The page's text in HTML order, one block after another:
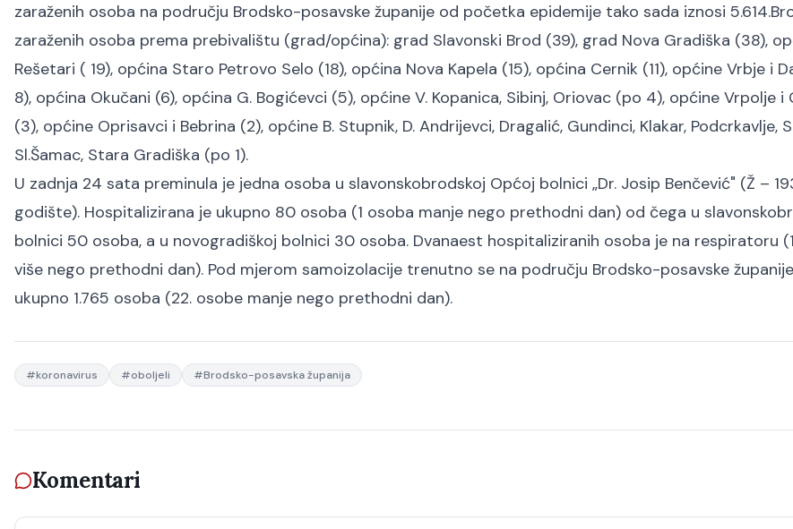
zaraženih osoba na području Brodsko-posavske županije od početka epidemije tako sada iznosi
zaraženih osoba prema prebivalištu (grad/općina): grad Slavonski Brod (39), grad Nova Gradiška (38),
Rešetari ( 19), općina Staro Petrovo Selo (18), općina Nova Kapela (15), općina Cernik (11), općine Vrbje i
8), općina Okučani (6), općina G. Bogićevci (5), općine V. Kopanica, Sibinj, Oriovac (po 4), općine Vrpolje i
(3), općine Oprisavci i Bebrina (2), općine B. Stupnik, D. Andrijevci, Dragalić, Gundinci, Klakar, Podcrkavlje,
Sl.Šamac, Stara Gradiška (po 1).
U zadnja 24 sata preminula je jedna osoba u slavonskobrodskoj Općoj bolnici „Dr. Josip Benčević" (Ž –
godište). Hospitalizirana je ukupno 80 osoba (1 osoba manje nego prethodni dan) od čega u
bolnici 50 osoba, a u novogradiškoj bolnici 30 osoba. Dvanaest hospitaliziranih osoba je na respiratoru
više nego prethodni dan). Pod mjerom samoizolacije trenutno se na području Brodsko-posavske
ukupno 1.765 osoba (22. osobe manje nego prethodni dan).
#koronavirus #oboljeli #Brodsko-posavska županija
Komentari